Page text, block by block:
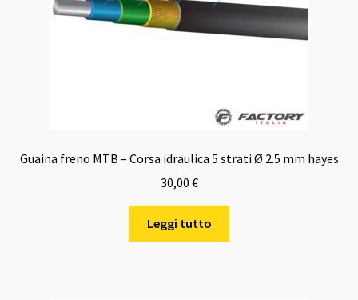
Guaina freno MTB – Corsa idraulica 5 strati Ø 2.5 mm hayes
30,00 €
Leggi tutto